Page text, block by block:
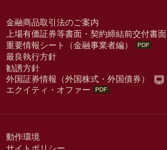
金融商品取引法のご案内
上場有価証券等書面・契約締結前交付書面
重要情報シート（金融事業者編）
最良執行方針
勧誘方針
外国証券情報（外国株式・外国債券）
エクイティ・オファー
動作環境